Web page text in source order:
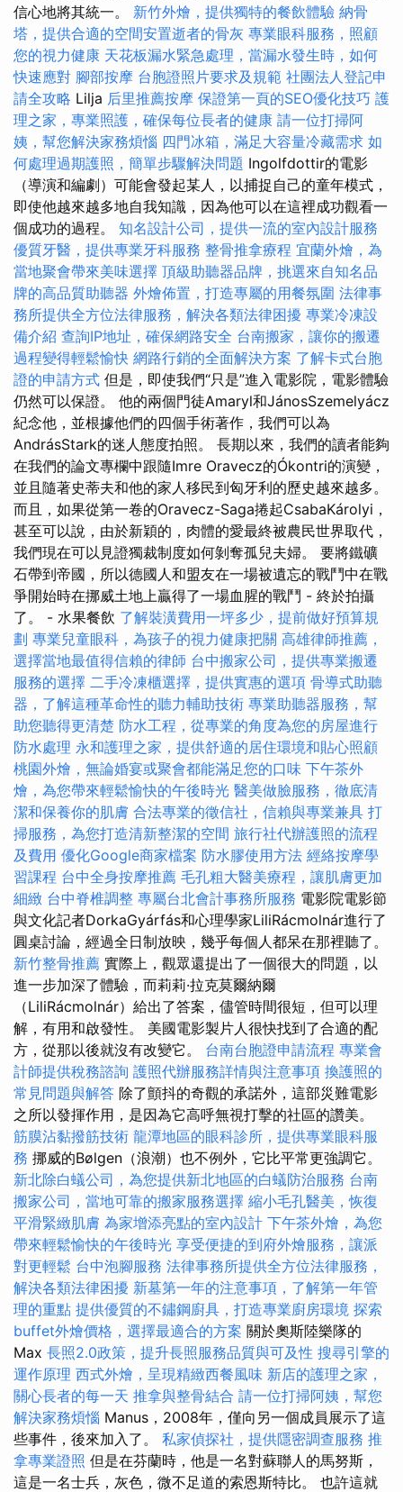
信心地將其統一。 新竹外燴，提供獨特的餐飲體驗 納骨
塔，提供合適的空間安置逝者的骨灰 專業眼科服務，照顧
您的視力健康 天花板漏水緊急處理，當漏水發生時，如何
快速應對 腳部按摩 台胞證照片要求及規範 社團法人登記申
請全攻略 Lilja 后里推薦按摩 保證第一頁的SEO優化技巧 護
理之家，專業照護，確保每位長者的健康 請一位打掃阿
姨，幫您解決家務煩惱 四門冰箱，滿足大容量冷藏需求 如
何處理過期護照，簡單步驟解決問題 Ingolfdottir的電影
（導演和編劇）可能會發起某人，以捕捉自己的童年模式，
即使他越來越多地自我知識，因為他可以在這裡成功觀看一
個成功的過程。 知名設計公司，提供一流的室內設計服務
優質牙醫，提供專業牙科服務 整骨推拿療程 宜蘭外燴，為
當地聚會帶來美味選擇 頂級助聽器品牌，挑選來自知名品
牌的高品質助聽器 外燴佈置，打造專屬的用餐氛圍 法律事
務所提供全方位法律服務，解決各類法律困擾 專業冷凍設
備介紹 查詢IP地址，確保網路安全 台南搬家，讓你的搬遷
過程變得輕鬆愉快 網路行銷的全面解決方案 了解卡式台胞
證的申請方式 但是，即使我們“只是”進入電影院，電影體驗
仍然可以保證。 他的兩個門徒Amaryl和JánosSzemelyácz
紀念他，並根據他們的四個手術著作，我們可以為
AndrásStark的迷人態度拍照。 長期以來，我們的讀者能夠
在我們的論文專欄中跟隨Imre Oravecz的Ókontri的演變，
並且隨著史蒂夫和他的家人移民到匈牙利的歷史越來越多。
而且，如果從第一卷的Oravecz-Saga捲起CsabaKárolyi，
甚至可以說，由於新穎的，肉體的愛最終被農民世界取代，
我們現在可以見證獨裁制度如何剝奪孤兒夫婦。 要將鐵礦
石帶到帝國，所以德國人和盟友在一場被遺忘的戰鬥中在戰
爭開始時在挪威土地上贏得了一場血腥的戰鬥 - 終於拍攝
了。 - 水果餐飲 了解裝潢費用一坪多少，提前做好預算規
劃 專業兒童眼科，為孩子的視力健康把關 高雄律師推薦，
選擇當地最值得信賴的律師 台中搬家公司，提供專業搬遷
服務的選擇 二手冷凍櫃選擇，提供實惠的選項 骨導式助聽
器，了解這種革命性的聽力輔助技術 專業助聽器服務，幫
助您聽得更清楚 防水工程，從專業的角度為您的房屋進行
防水處理 永和護理之家，提供舒適的居住環境和貼心照顧
桃園外燴，無論婚宴或聚會都能滿足您的口味 下午茶外
燴，為您帶來輕鬆愉快的午後時光 醫美做臉服務，徹底清
潔和保養你的肌膚 合法專業的徵信社，信賴與專業兼具 打
掃服務，為您打造清新整潔的空間 旅行社代辦護照的流程
及費用 優化Google商家檔案 防水膠使用方法 經絡按摩學
習課程 台中全身按摩推薦 毛孔粗大醫美療程，讓肌膚更加
細緻 台中脊椎調整 專屬台北會計事務所服務 電影院電影節
與文化記者DorkaGyárfás和心理學家LiliRácmolnár進行了
圓桌討論，經過全日制放映，幾乎每個人都呆在那裡聽了。
新竹整骨推薦 實際上，觀眾還提出了一個很大的問題，以
進一步加深了體驗，而莉莉·拉克莫爾納爾
（LiliRácmolnár）給出了答案，儘管時間很短，但可以理
解，有用和啟發性。 美國電影製片人很快找到了合適的配
方，從那以後就沒有改變它。 台南台胞證申請流程 專業會
計師提供稅務諮詢 護照代辦服務詳情與注意事項 換護照的
常見問題與解答 除了顫抖的奇觀的承諾外，這部災難電影
之所以發揮作用，是因為它高呼無視打擊的社區的讚美。
筋膜沾黏撥筋技術 龍潭地區的眼科診所，提供專業眼科服
務 挪威的Bølgen（浪潮）也不例外，它比平常更強調它。
新北除白蟻公司，為您提供新北地區的白蟻防治服務 台南
搬家公司，當地可靠的搬家服務選擇 縮小毛孔醫美，恢復
平滑緊緻肌膚 為家增添亮點的室內設計 下午茶外燴，為您
帶來輕鬆愉快的午後時光 享受便捷的到府外燴服務，讓派
對更輕鬆 台中泡腳服務 法律事務所提供全方位法律服務，
解決各類法律困擾 新墓第一年的注意事項，了解第一年管
理的重點 提供優質的不鏽鋼廚具，打造專業廚房環境 探索
buffet外燴價格，選擇最適合的方案 關於奧斯陸樂隊的
Max 長照2.0政策，提升長照服務品質與可及性 搜尋引擎的
運作原理 西式外燴，呈現精緻西餐風味 新店的護理之家，
關心長者的每一天 推拿與整骨結合 請一位打掃阿姨，幫您
解決家務煩惱 Manus，2008年，僅向另一個成員展示了這
些事件，後來加入了。 私家偵探社，提供隱密調查服務 推
拿專業證照 但是在芬蘭時，他是一名對蘇聯人的馬努斯，
這是一名士兵，灰色，微不足道的索恩斯特比。 也許這就